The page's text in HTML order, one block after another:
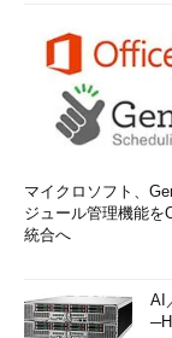
マイクロソフト、
ジュール管理機能を
統合へ
AI